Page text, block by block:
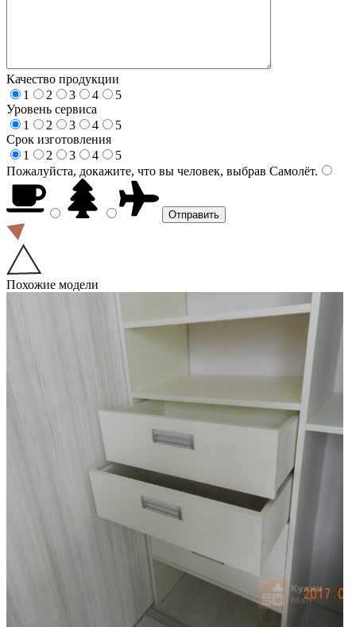
Качество продукции
1
2 3 4
5
Уровень сервиса
1
2 3 4
5
Срок изготовления
1
2 3 4
5
Пожалуйста, докажите, что вы человек, выбрав Самолёт.
Похожие модели